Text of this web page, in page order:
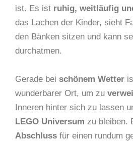
ist. Es ist ruhig, weitläufig
das Lachen der Kinder, sieht
den Bänken sitzen und kann
durchatmen.
Gerade bei schönem Wetter
wunderbarer Ort, um zu
Inneren hinter sich zu lassen
LEGO Universum zu bleiben.
Abschluss für einen rundum